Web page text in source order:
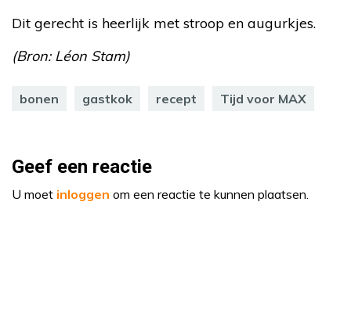
Dit gerecht is heerlijk met stroop en augurkjes.
(Bron: Léon Stam)
bonen gastkok recept Tijd voor MAX
Geef een reactie
U moet inloggen om een reactie te kunnen plaatsen.